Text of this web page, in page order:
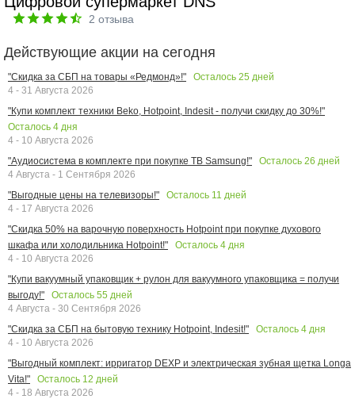
2 отзыва
Действующие акции на сегодня
"Скидка за СБП на товары «Редмонд»!" Осталось 25 дней
4 - 31 Августа 2026
"Купи комплект техники Beko, Hotpoint, Indesit - получи скидку до 30%!"
Осталось 4 дня
4 - 10 Августа 2026
"Аудиосистема в комплекте при покупке ТВ Samsung!"
Осталось 26 дней
4 Августа - 1 Сентября 2026
"Выгодные цены на телевизоры!"
Осталось 11 дней
4 - 17 Августа 2026
"Скидка 50% на варочную поверхность Hotpoint при покупке духового
шкафа или холодильника Hotpoint!"
Осталось 4 дня
4 - 10 Августа 2026
"Купи вакуумный упаковщик + рулон для вакуумного упаковщика = получи
выгоду!"
Осталось 55 дней
4 Августа - 30 Сентября 2026
"Скидка за СБП на бытовую технику Hotpoint, Indesit!"
Осталось 4 дня
4 - 10 Августа 2026
"Выгодный комплект: ирригатор DEXP и электрическая зубная щетка Longa
Vita!"
Осталось 12 дней
4 - 18 Августа 2026